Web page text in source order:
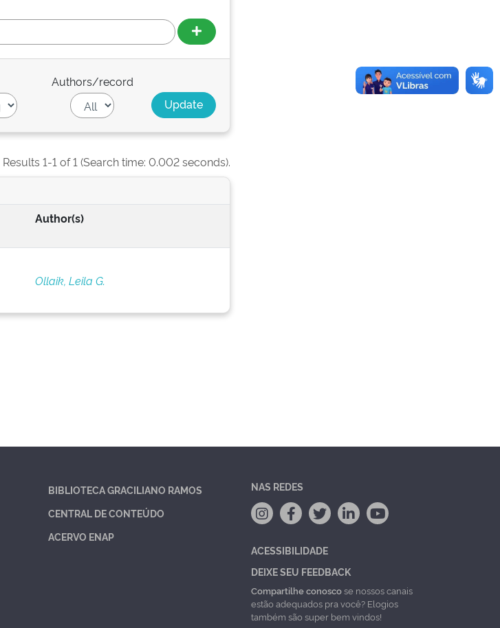
Authors/record
Results 1-1 of 1 (Search time: 0.002 seconds).
Author(s)
Ollaik, Leila G.
BIBLIOTECA GRACILIANO RAMOS
CENTRAL DE CONTEÚDO
ACERVO ENAP
NAS REDES
ACESSIBILIDADE
DEIXE SEU FEEDBACK
Compartilhe conoscose nossos canais
estão adequados pra você? Elogios
também são super bem vindos!